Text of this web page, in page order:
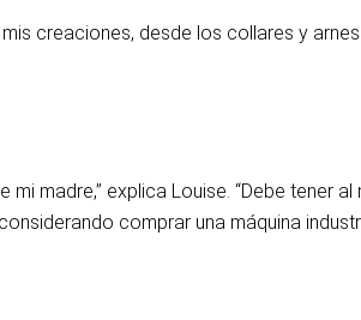
creaciones, desde los collares y
madre,” explica Louise. “Debe tener
comprar una máquina